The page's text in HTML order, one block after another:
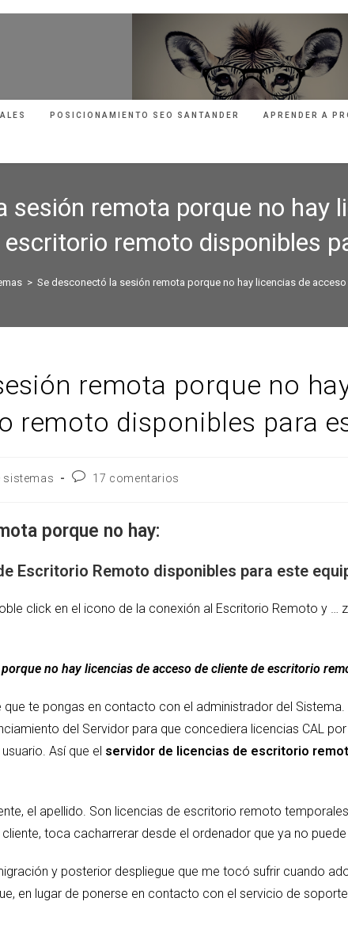
POSICIONAMIENTO SEO SANTANDER APRENDER A
sesión remota porque no hay
escritorio remoto disponibles
> Se desconectó la sesión remota porque no hay licencias de
remota porque no
remoto disponibles para
sistemas
Comentarios
17 comentarios
porque no hay:
Escritorio Remoto disponibles para este
click en el icono de la conexión al Escritorio Remoto y …
no hay licencias de acceso de cliente de escritorio
te pongas en contacto con el administrador del
del Servidor para que concediera licencias CAL
Así que el servidor de licencias de escritorio
el apellido. Son licencias de escritorio remoto
toca cacharrerar desde el ordenador que ya no
y posterior despliegue que me tocó sufrir cuando
en lugar de ponerse en contacto con el servicio de